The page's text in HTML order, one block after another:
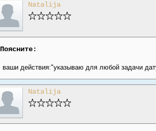
Natalija
Поясните:
ваши действия:"указываю для любой задачи
Natalija